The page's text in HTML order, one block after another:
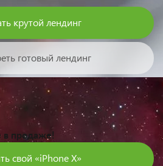
крутой лендинг
готовый лендинг
в продаже!
свой «iPhone X»